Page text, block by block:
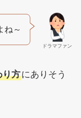
ドラマファン
ね～
り方にありそう